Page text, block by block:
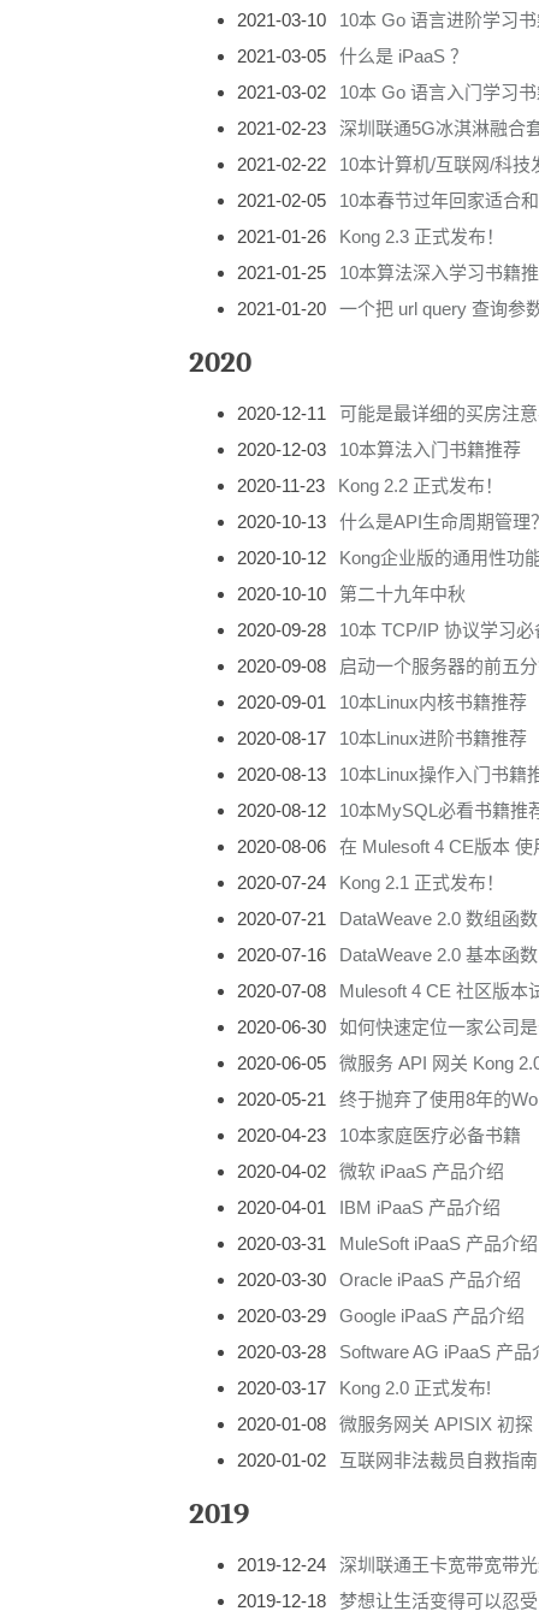
2021-03-10
10本 Go 语言进阶学习
2021-03-05
什么是 iPaaS ？
2021-03-02
10本 Go 语言入门学习
2021-02-23
深圳联通5G冰淇淋融合
2021-02-22
10本计算机/互联网/科技
2021-02-05
10本春节过年回家适合
2021-01-26
Kong 2.3 正式发布！
2021-01-25
10本算法深入学习书籍
2021-01-20
一个把 url query 查询参
2020
2020-12-11
可能是最详细的买房注
2020-12-03
10本算法入门书籍推荐
2020-11-23
Kong 2.2 正式发布！
2020-10-13
什么是API生命周期管理
2020-10-12
Kong企业版的通用性功
2020-10-10
第二十九年中秋
2020-09-28
10本 TCP/IP 协议学习必
2020-09-08
启动一个服务器的前五
2020-09-01
10本Linux内核书籍推荐
2020-08-17
10本Linux进阶书籍推荐
2020-08-13
10本Linux操作入门书籍
2020-08-12
10本MySQL必看书籍推
2020-08-06
在 Mulesoft 4 CE版本 使
2020-07-24
Kong 2.1 正式发布！
2020-07-21
DataWeave 2.0 数组函数
2020-07-16
DataWeave 2.0 基本函数
2020-07-08
Mulesoft 4 CE 社区版本
2020-06-30
如何快速定位一家公司
2020-06-05
微服务 API 网关 Kong
2020-05-21
终于抛弃了使用8年的
2020-04-23
10本家庭医疗必备书籍
2020-04-02
微软 iPaaS 产品介绍
2020-04-01
IBM iPaaS 产品介绍
2020-03-31
MuleSoft iPaaS 产品介绍
2020-03-30
Oracle iPaaS 产品介绍
2020-03-29
Google iPaaS 产品介绍
2020-03-28
Software AG iPaaS 产品
2020-03-17
Kong 2.0 正式发布!
2020-01-08
微服务网关 APISIX 初探
2020-01-02
互联网非法裁员自救指南
2019
2019-12-24
深圳联通王卡宽带宽带
2019-12-18
梦想让生活变得可以忍受